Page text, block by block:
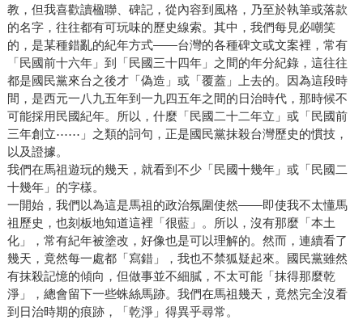
教，但我喜歡讀楹聯、碑記，從內容到風格，乃至於執筆或落款
的名字，往往都有可玩味的歷史線索。其中，我們每見必嘲笑
的，是某種錯亂的紀年方式——台灣的各種碑文或文案裡，常有
「民國前十六年」到「民國三十四年」之間的年分紀錄，這往往
都是國民黨來台之後才「偽造」或「覆蓋」上去的。因為這段時
間，是西元一八九五年到一九四五年之間的日治時代，那時候不
可能採用民國紀年。所以，什麼「民國二十二年立」或「民國前
三年創立⋯⋯」之類的詞句，正是國民黨抹殺台灣歷史的慣技，
以及證據。
我們在馬祖遊玩的幾天，就看到不少「民國十幾年」或「民國二
十幾年」的字樣。
一開始，我們以為這是馬祖的政治氛圍使然——即使我不太懂馬
祖歷史，也刻板地知道這裡「很藍」。所以，沒有那麼「本土
化」，常有紀年被塗改，好像也是可以理解的。然而，連續看了
幾天，竟然每一處都「寫錯」，我也不禁狐疑起來。國民黨雖然
有抹殺記憶的傾向，但做事並不細膩，不太可能「抹得那麼乾
淨」，總會留下一些蛛絲馬跡。我們在馬祖幾天，竟然完全沒看
到日治時期的痕跡，「乾淨」得異乎尋常。